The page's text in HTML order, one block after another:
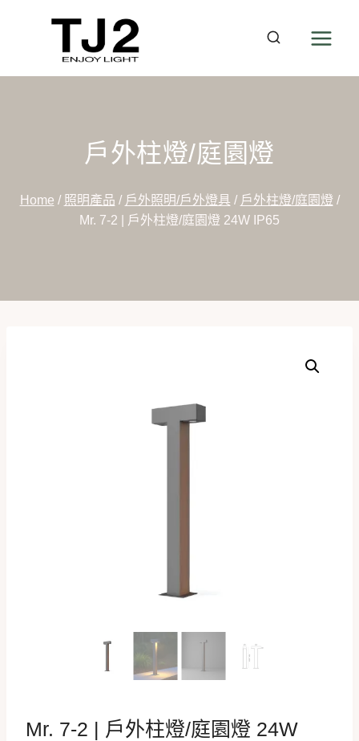
戶外柱燈/庭園燈
Home / 照明產品 / 戶外照明/戶外燈具 / 戶外柱燈/庭園燈 /
Mr. 7-2 | 戶外柱燈/庭園燈 24W IP65
Mr. 7-2 | 戶外柱燈/庭園燈 24W